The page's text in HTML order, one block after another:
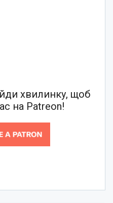
хвилинку, щоб
на Patreon!